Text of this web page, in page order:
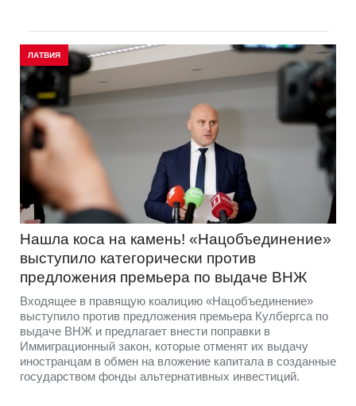
ЛАТВИЯ
Нашла коса на камень! «Нацобъединение»
выступило категорически против
предложения премьера по выдаче ВНЖ
Входящее в правящую коалицию «Нацобъединение»
выступило против предложения премьера Кулбергса по
выдаче ВНЖ и предлагает внести поправки в
Иммиграционный закон, которые отменят их выдачу
иностранцам в обмен на вложение капитала в созданные
государством фонды альтернативных инвестиций.